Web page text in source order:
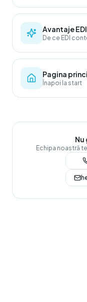
Avantaje EDI
De ce EDI
Pagina
Înapoi la start
Nu
Echipa noastră